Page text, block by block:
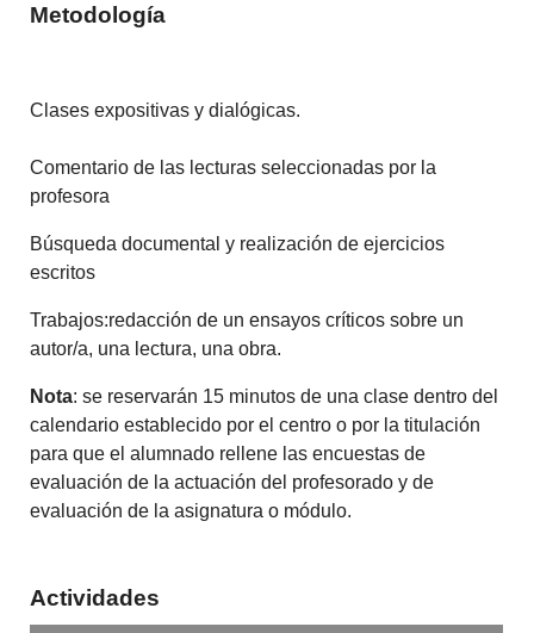
Metodología
Clases expositivas y dialógicas.
Comentario de las lecturas seleccionadas por la
profesora
Búsqueda documental y realización de ejercicios
escritos
Trabajos:redacción de un ensayos críticos sobre un
autor/a, una lectura, una obra.
Nota: se reservarán 15 minutos de una clase dentro del
calendario establecido por el centro o por la titulación
para que el alumnado rellene las encuestas de
evaluación de la actuación del profesorado y de
evaluación de la asignatura o módulo.
Actividades